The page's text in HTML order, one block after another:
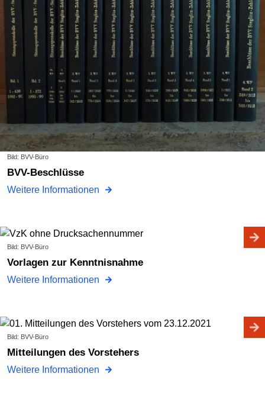
Bild: BVV-Büro
BVV-Beschlüsse
Weitere Informationen
Bild: BVV-Büro
Vorlagen zur Kenntnisnahme
Weitere Informationen
Bild: BVV-Büro
Mitteilungen des Vorstehers
Weitere Informationen